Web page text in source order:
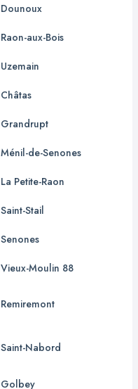
Dounoux
Raon-aux-Bois
Uzemain
Châtas
Grandrupt
Ménil-de-Senones
La Petite-Raon
Saint-Stail
Senones
Vieux-Moulin 88
Remiremont
Saint-Nabord
Golbey